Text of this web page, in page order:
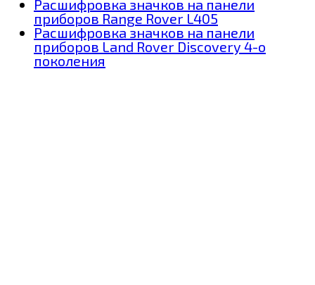
Расшифровка значков на панели
приборов Range Rover L405
Расшифровка значков на панели
приборов Land Rover Discovery 4-о
поколения